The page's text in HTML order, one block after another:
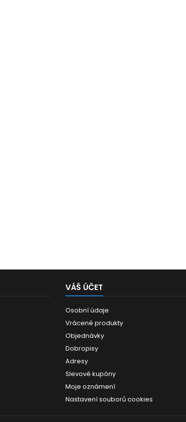
VÁŠ ÚČET
Osobní údaje
Vrácené produkty
Objednávky
Dobropisy
Adresy
Slevové kupóny
Moje oznámení
Nastavení souborů cookies